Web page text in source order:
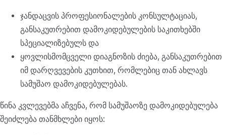
ჯანდაცვის პროფესიონალების კონსულტაციას,
განსაკუთრებით დამოკიდებულების საკითხებში
სპეციალიზებულს და
ყოვლისმომცველი დიაგნოზის ძიება, განსაკუთრებით
იმ დარღვევების კუთხით, რომლებიც თან ახლავს
სამუშაო დამოკიდებულებას.
წინა კვლევებმა აჩვენა, რომ სამუშაოზე დამოკიდებულება
შეიძლება თანმხლები იყოს: